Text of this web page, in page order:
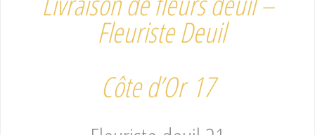
Fleuriste Deuil
Côte d’Or 17